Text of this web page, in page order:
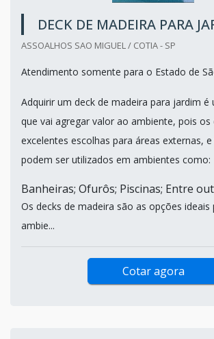
DECK DE MADEIRA PARA
ASSOALHOS SAO MIGUEL / COTIA - SP
Atendimento somente para o Estado de
Adquirir um deck de madeira para jardim é
que vai agregar valor ao ambiente, pois os
excelentes escolhas para áreas externas,
podem ser utilizados em ambientes como:
Banheiras; Ofurôs; Piscinas; Entre
Os decks de madeira são as opções ideais
ambie...
Cotar agora